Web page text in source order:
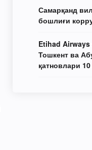
Самарқанд
бошлиғи
Etihad Airways
Тошкент ва
қатновлари